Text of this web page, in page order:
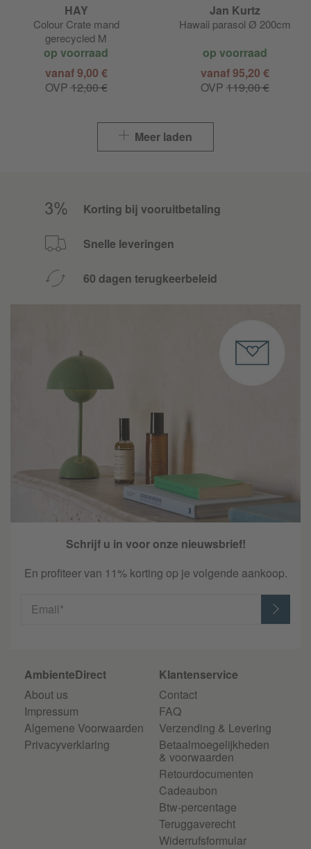
HAY
Colour Crate mand
gerecycled M
op voorraad
vanaf 9,00 €
OVP12,00 €
Jan Kurtz
Hawaii parasol Ø 200cm
op voorraad
vanaf 95,20 €
OVP 119,00 €
Meer laden
Korting bij vooruitbetaling
Snelle leveringen
60 dagen terugkeerbeleid
Schrijf u in voor onze nieuwsbrief!
En profiteer van 11% korting op je volgende aankoop.
Email*
AmbienteDirect
About us
Impressum
Algemene Voorwaarden
Privacyverklaring
Klantenservice
Contact
FAQ
Verzending & Levering
Betaalmoegelijkheden
& voorwaarden
Retourdocumenten
Cadeaubon
Btw-percentage
Teruggaverecht
Widerrufsformular